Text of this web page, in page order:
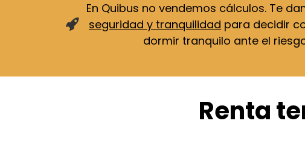
En Quibus no vendemos cálculos. Te
seguridad y tranquilidad para decidir
dormir tranquilo ante el
Renta